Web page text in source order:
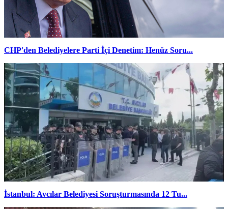
CHP'den Belediyelere Parti İçi Denetim: Henüz Soru...
İstanbul: Avcılar Belediyesi Soruşturmasında 12 Tu...